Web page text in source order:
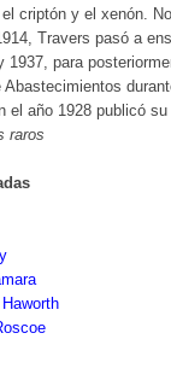
criptón y el xenón.
Travers pasó a
1937, para
el año 1928 publicó
raros